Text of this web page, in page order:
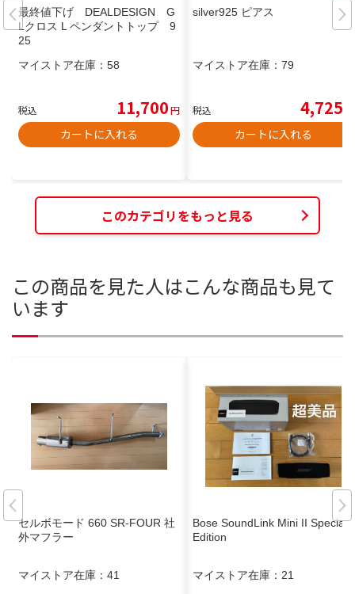
最終値下げ DEALDESIGN G
Lクロス L ペンダントトップ 9
25
マイストア在庫： 58
税込 11,700円
カートに入れる
silver925 ピアス
マイストア在庫： 79
税込 4,725
カートに入れる
このカテゴリをもっと見る
この商品を見た人はこんな商品も見て
います
セルボモード 660 SR-FOUR 社
外マフラー
マイストア在庫： 41
Bose SoundLink Mini II Special
Edition
マイストア在庫： 21